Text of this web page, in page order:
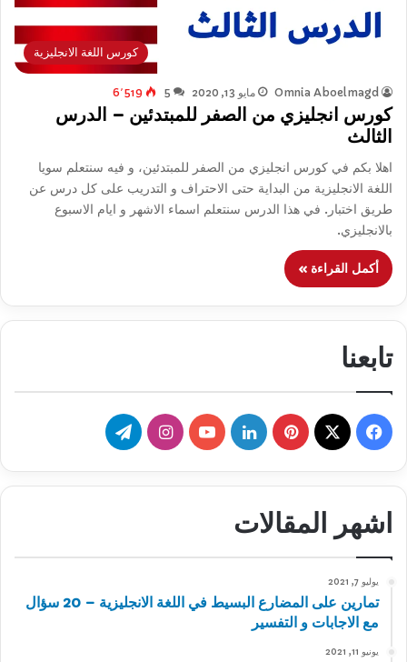
كورس اللغة الانجليزية
Omnia Aboelmagd مايو 13, 2020 5 6٬519
كورس انجليزي من الصفر للمبتدئين – الدرس
الثالث
اهلا بكم في كورس انجليزي من الصفر للمبتدئين، و فيه سنتعلم سويا
اللغة الانجليزية من البداية حتى الاحتراف و التدريب على كل درس عن
طريق اختبار. في هذا الدرس سنتعلم اسماء الاشهر و ايام الاسبوع
بالانجليزي.
أكمل القراءة »
تابعنا
فيسبوك
‫X بينتيريستلينكدإن‫YouTube
انستقرامتيلقرام
اشهر المقالات
يوليو 7, 2021
تمارين على المضارع البسيط في اللغة الانجليزية – 20 سؤال
مع الاجابات و التفسير
يونيو 11, 2021